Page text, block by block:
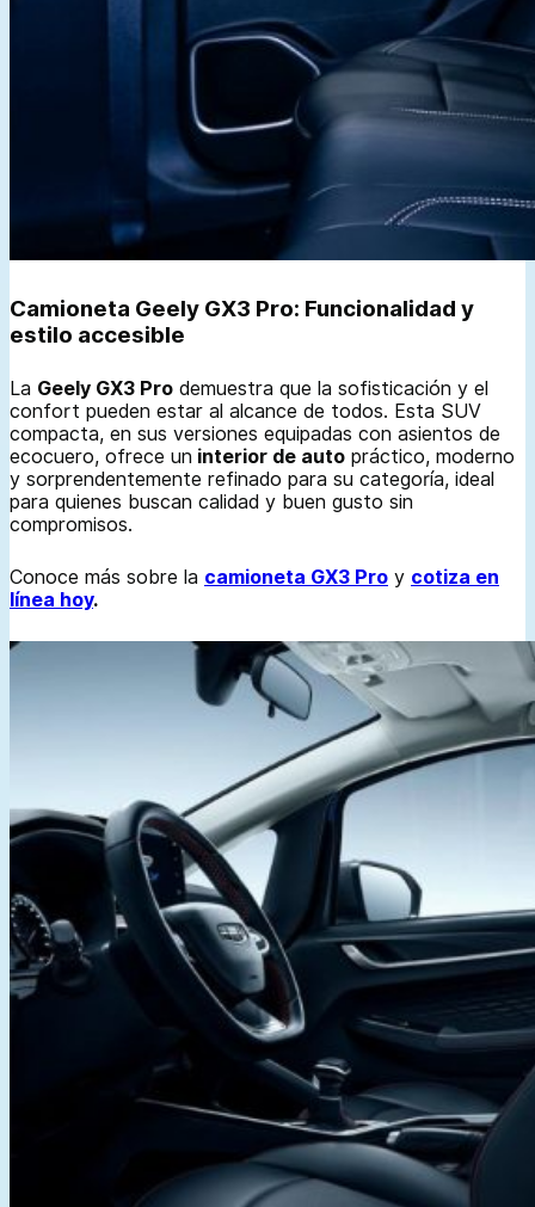
Camioneta Geely GX3 Pro: Funcionalidad y
estilo accesible
La Geely GX3 Pro demuestra que la sofisticación y el
confort pueden estar al alcance de todos. Esta SUV
compacta, en sus versiones equipadas con asientos de
ecocuero, ofrece un interior de auto práctico, moderno
y sorprendentemente refinado para su categoría, ideal
para quienes buscan calidad y buen gusto sin
compromisos.
Conoce más sobre la camioneta GX3 Pro y cotiza en
línea hoy.